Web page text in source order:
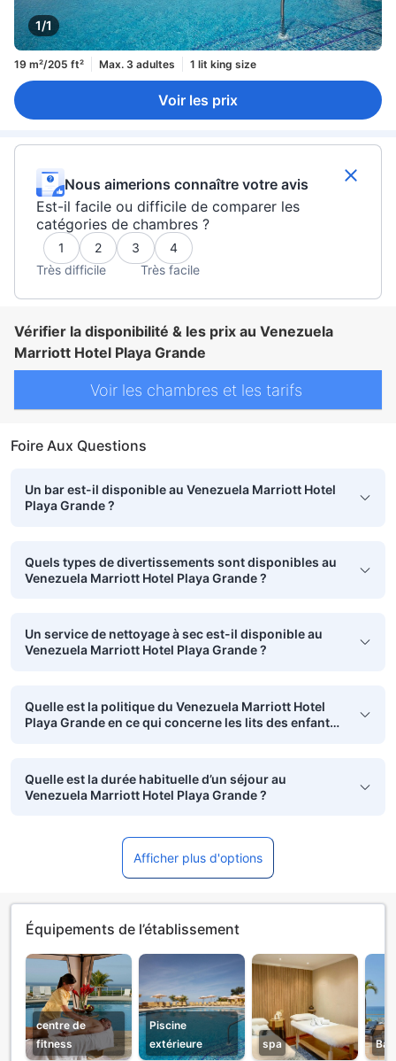
1/1
19 m²/205 ft² Max. 3 adultes 1 lit king size
Voir les prix
Nous aimerions connaître votre avis
Est-il facile ou difficile de comparer les
catégories de chambres ?
1 2 3
4
Très difficile
Très facile
Vérifier la disponibilité & les prix au Venezuela
Marriott Hotel Playa Grande
Voir les chambres et les tarifs
Foire Aux Questions
Un bar est-il disponible au Venezuela Marriott Hotel
Playa Grande ?
Quels types de divertissements sont disponibles au
Venezuela Marriott Hotel Playa Grande ?
Un service de nettoyage à sec est-il disponible au
Venezuela Marriott Hotel Playa Grande ?
Quelle est la politique du Venezuela Marriott Hotel
Playa Grande en ce qui concerne les lits des enfants
Quelle est la durée habituelle d’un séjour au
Venezuela Marriott Hotel Playa Grande ?
Afficher plus d'options
Équipements de l’établissement
centre de
fitness
Piscine
extérieure
spa Bar